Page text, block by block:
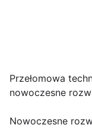
Przełomowa
nowoczesne
Nowoczesne